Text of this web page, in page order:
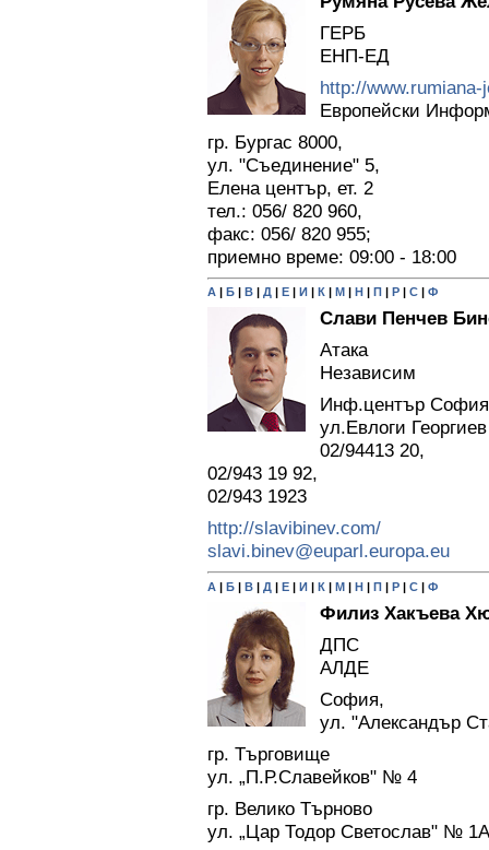
ГЕРБ
ЕНП-ЕД
http://www.rumiana-
Европейски
гр. Бургас 8000,
ул. "Съединение" 5,
Елена център, ет. 2
тел.: 056/ 820 960,
факс: 056/ 820 955;
приемно време: 09:00 - 18:00
А | Б | В | Д | Е | И | К | М | Н | П | Р | С | Ф
Слави Пенчев
Атака
Независим
Инф.център
ул.Евлоги
02/94413 20,
02/943 19 92,
02/943 1923
http://slavibinev.com/
slavi.binev@euparl.europa.eu
А | Б | В | Д | Е | И | К | М | Н | П | Р | С | Ф
Филиз Хакъева
ДПС
АЛДЕ
София,
ул. "Александър
гр. Търговище
ул. „П.Р.Славейков" № 4
гр. Велико Търново
ул. „Цар Тодор Светослав" № 1А